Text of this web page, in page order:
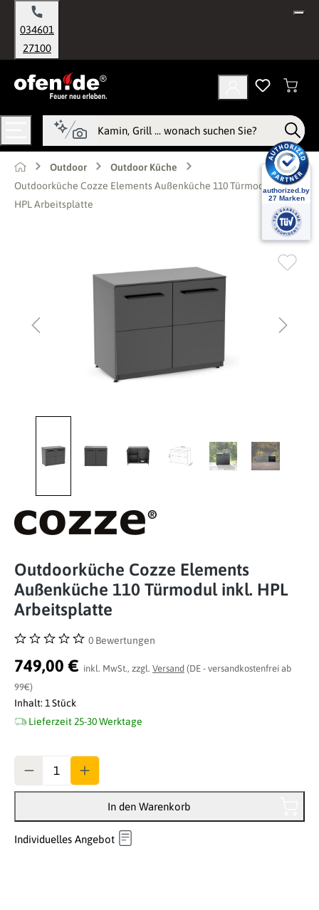
springen
034601
27100
Outdoor
Outdoor Küche
Outdoorküche Cozze Elements Außenküche 110 Türmodul inkl.
HPL Arbeitsplatte
Outdoorküche Cozze Elements
Außenküche 110 Türmodul inkl. HPL
Arbeitsplatte
Durchschnittliche Bewertung von 0 von 5 Sternen
0 Bewertungen
749,00 € inkl. MwSt., zzgl. Versand (DE - versandkostenfrei ab
99€)
Inhalt: 1 Stück
Lieferzeit 25-30 Werktage
In den Warenkorb
Individuelles Angebot